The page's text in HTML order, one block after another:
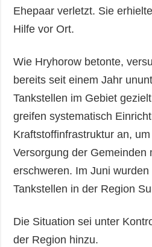
Ehepaar verletzt. Sie
Hilfe vor Ort.
Wie Hryhorow betonte,
bereits seit einem Jahr
Tankstellen im Gebiet
greifen systematisch
Kraftstoffinfrastruktur an,
Versorgung der Gemeinden
erschweren. Im Juni
Tankstellen in der Region
Die Situation sei unter
der Region hinzu.